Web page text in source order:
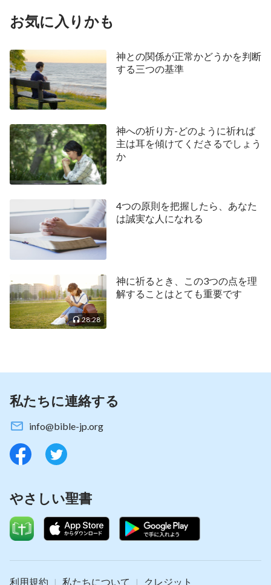
スを弾圧し、断罪したパリサイ人と同等、またはパ
リサイ人よりもたちが悪いと言えるでしょう。その
振る舞いは誰の目にも明らかであり、神の目に悪人
と映ることは疑いようがありません。神は聖く、義
です。絶えず罪を犯し、神を批判し、神に抵抗する
人を天国に入れることなどありえますか？ 絶対に
ありえません。ですから、「信仰によって義とされ
れば天国に行ける」という人の考えは、主の言葉や
真理と矛盾する観念なのです。それは人のとてつも
ない欲望が生んだ観念と想像に他なりません。
ここまでの話で、こう思う人もいるでしょう。
「信仰を通して恵みを受け、救われることは、
に書かれている」と。「なぜなら、人は心に信じて
義とされ、口で告白して救われるからである」（ロ
ーマ人への手紙 10:10）。「あなたがたの救われた
のは、実に、恵みにより、信仰によるのである。そ
れは、あなたがた自身から出たものではなく、神の
賜物である」（エペソ人への手紙 2:8）。信仰の救
奥義について説明しています。一緒にその言葉を見
てみましょう。全能神は言われます。「当時、イエ
スの働きは全人類を贖う働きだった。イエスを信じ
るすべての人の罪は赦され、あなたがイエスを信じ
る限り、イエスはあなたを贖っただろう。イエスを
信じるなら、もはや罪ある人ではなく、罪から解放
によって義とされるということである。しかし、信
じている人たちの中には反抗的で、神に逆らうもの
が残っており、それはやはり徐々に取り除く必要が
お気に入りかも
神との関係が正常かどうかを判断
する三つの基準
神への祈り方-どのように祈れば
主は耳を傾けてくださるでしょう
か
4つの原則を把握したら、あなた
は誠実な人になれる
28:28
神に祈るとき、この3つの点を理
解することはとても重要です
私たちに連絡する
info@bible-jp.org
やさしい聖書
利用規約 | 私たちについて | クレジット